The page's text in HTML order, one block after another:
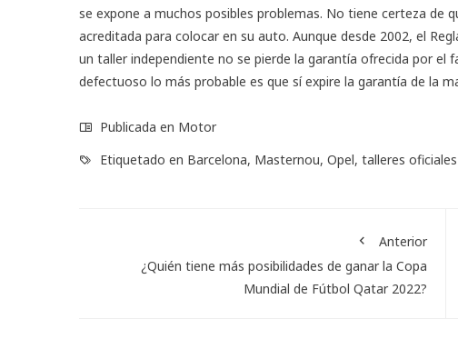
se expone a muchos posibles problemas. No tiene certeza de
acreditada para colocar en su auto. Aunque desde 2002, el
un taller independiente no se pierde la garantía ofrecida por el
defectuoso lo más probable es que sí expire la garantía de la
Publicada en Motor
Etiquetado en Barcelona, Masternou, Opel, talleres oficiales
Anterior
¿Quién tiene más posibilidades de ganar la Copa
Mundial de Fútbol Qatar 2022?